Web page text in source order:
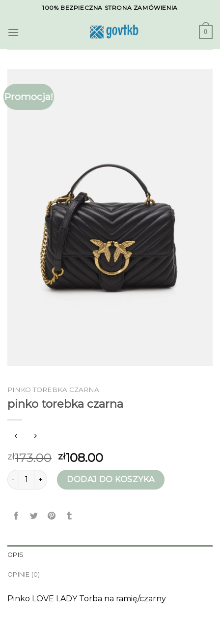
content
100% BEZPIECZNA STRONA ZAMÓWIENIA
0
Promocja!
PINKO TOREBKA CZARNA
pinko torebka czarna
zł173.00 zł108.00
ilość pinko torebka czarnaDODAJ DO KOSZYKA
OPIS
OPINIE (0)
Pinko LOVE LADY Torba na ramię/czarny